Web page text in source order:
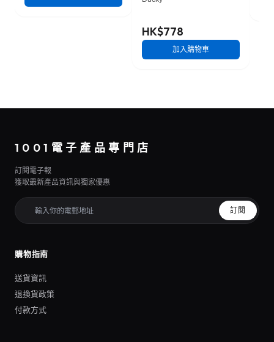
HK$778
加入購物車
1001電子產品專門店
訂閱電子報
獲取最新產品資訊與獨家優惠
訂閱
購物指南
送貨資訊
退換貨政策
付款方式